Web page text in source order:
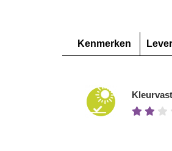
Kenmerken